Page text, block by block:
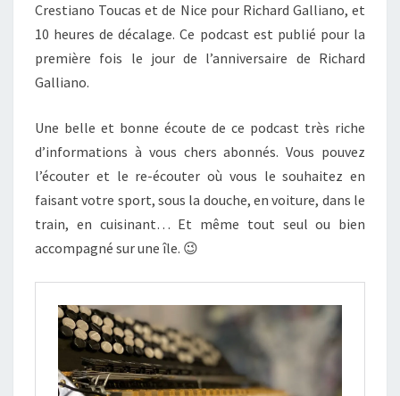
Crestiano Toucas et de Nice pour Richard Galliano, et
10 heures de décalage. Ce podcast est publié pour la
première fois le jour de l’anniversaire de Richard
Galliano.
Une belle et bonne écoute de ce podcast très riche
d’informations à vous chers abonnés. Vous pouvez
l’écouter et le re-écouter où vous le souhaitez en
faisant votre sport, sous la douche, en voiture, dans le
train, en cuisinant… Et même tout seul ou bien
accompagné sur une île. 😉